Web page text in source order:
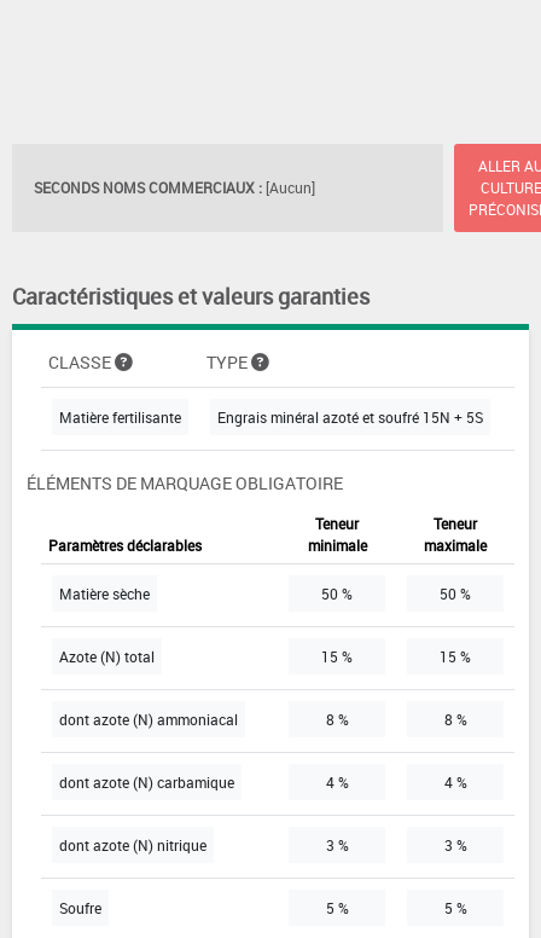
SECONDS NOMS COMMERCIAUX : [Aucun]
ALLER
Caractéristiques et valeurs garanties
CLASSE TYPE
Matière fertilisante Engrais minéral azoté et soufré 15N + 5S
ÉLÉMENTS DE MARQUAGE OBLIGATOIRE
Paramètres déclarables
Teneur
minimale
Teneur
maximale
Matière sèche 50 % 50 %
Azote (N) total 15 % 15 %
dont azote (N) ammoniacal 8 % 8 %
dont azote (N) carbamique 4 % 4 %
dont azote (N) nitrique 3 % 3 %
Soufre 5 % 5 %